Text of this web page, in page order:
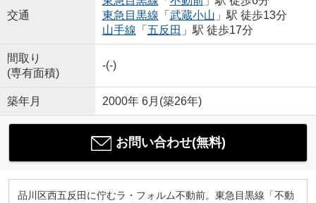
交通
東急目黒線 「 武蔵小山 」駅 徒歩13分
山手線 「 五反田 」駅 徒歩17分
間取り
(専有面積)
-(-)
築年月 2000年 6月(築26年)
お問い合わせ(無料)
品川区西五反田に佇むラ・フォルム不動前。東急目黒線「不動